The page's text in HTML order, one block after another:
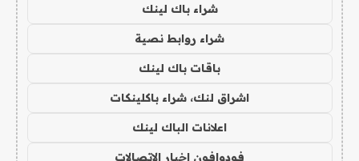
شراء باك لينك
شراء روابط نصية
باقات باك لينك
اشراق لنك، شراء باكلينكات
اعلانات الباك لينك
فودوافون اخبار الاتصالات